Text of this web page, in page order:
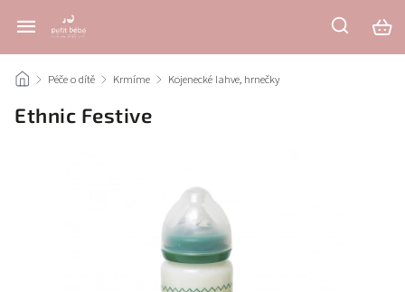
/ Péče o dítě / Krmíme / Kojenecké lahve, hrnečky
Ethnic Festive